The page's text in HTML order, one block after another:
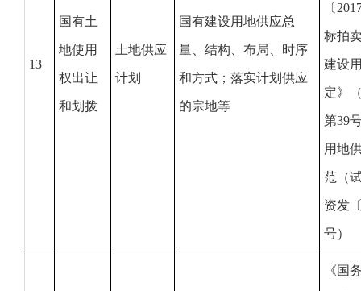
13
国有土
地使用
权出让
和划拨
土地供应
计划
国有建设用地供应总
量、结构、布局、时序
和方式；落实计划供应
的宗地等
〔
标拍
建设
定》
第39
用地
范（
资发
号）
《国